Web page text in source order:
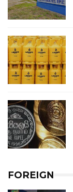
FOREIGN